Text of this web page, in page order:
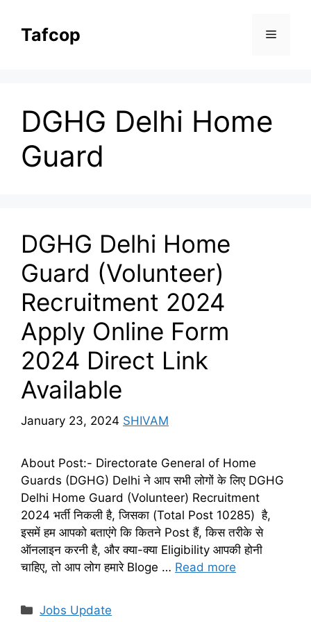
contentTafcop Menu
DGHG Delhi Home
Guard
DGHG Delhi Home
Guard (Volunteer)
Recruitment 2024
Apply Online Form
2024 Direct Link
Available
January 23, 2024 SHIVAM
About Post:- Directorate General of Home
Guards (DGHG) Delhi ने आप सभी लोगों के लिए DGHG
Delhi Home Guard (Volunteer) Recruitment
2024 भर्ती निकली है, जिसका (Total Post 10285) है,
इसमें हम आपको बताएंगे कि कितने Post हैं, किस तरीके से
ऑनलाइन करनी है, और क्या-क्या Eligibility आपकी होनी
चाहिए, तो आप लोग हमारे Bloge … Read more
Categories
Jobs Update